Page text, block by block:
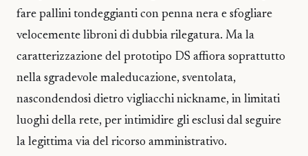
fare pallini tondeggianti con penna nera e sfogliare
velocemente libroni di dubbia rilegatura. Ma la
caratterizzazione del prototipo DS affiora soprattutto
nella sgradevole maleducazione, sventolata,
nascondendosi dietro vigliacchi nickname, in limitati
luoghi della rete, per intimidire gli esclusi dal seguire
la legittima via del ricorso amministrativo.